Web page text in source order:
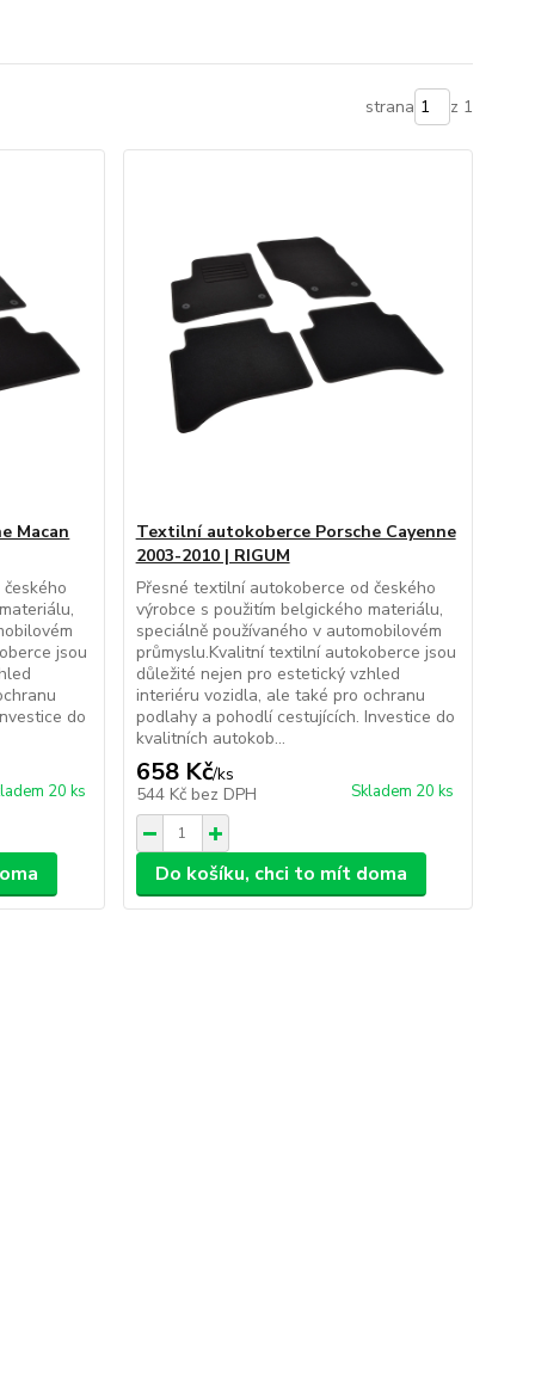
strana z 1
Macan
jsou
do
20 ks
Textilní autokoberce Porsche Cayenne
2003-2010 | RIGUM
Přesné textilní autokoberce od českého
výrobce s použitím belgického materiálu,
speciálně používaného v automobilovém
průmyslu.Kvalitní textilní autokoberce jsou
důležité nejen pro estetický vzhled
interiéru vozidla, ale také pro ochranu
podlahy a pohodlí cestujících. Investice do
kvalitních autokob...
658 Kč/ks
544 Kč bez DPH Skladem 20 ks
Do košíku, chci to mít doma